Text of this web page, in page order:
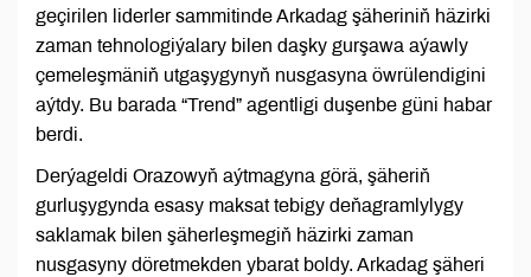
geçirilen liderler sammitinde Arkadag şäheriniň häzirki
zaman tehnologiýalary bilen daşky gurşawa aýawly
çemeleşmäniň utgaşygynyň nusgasyna öwrülendigini
aýtdy. Bu barada “Trend” agentligi duşenbe güni habar
berdi.
Derýageldi Orazowyň aýtmagyna görä, şäheriň
gurluşygynda esasy maksat tebigy deňagramlylygy
saklamak bilen şäherleşmegiň häzirki zaman
nusgasyny döretmekden ybarat boldy. Arkadag şäheri